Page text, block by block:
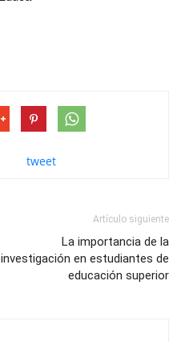
tweet
Artículo siguiente
La importancia de la
investigación en estudiantes de
educación superior